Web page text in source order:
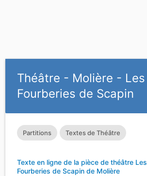
Théâtre - Molière - Les
Fourberies de Scapin
Partitions Textes de Théâtre
Texte en ligne de la pièce de théâtre Les
Fourberies de Scapin de Molière